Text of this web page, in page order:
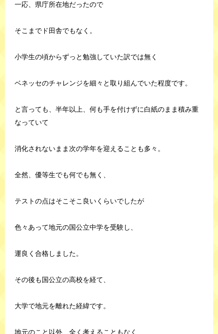
一応、県庁所在地だったので
そこまでド田舎でもなく。
小学生の頃からずっと勉強していた訳では無く
ベネッセのチャレンジを細々と取り組んでいた程度です。
と言っても、半年以上、何も手を付けずに白紙のまま積み重
なっていて
消化されないまま次の学年を迎えることも多々。
全然、優等生でも何でも無く、
テストの点はそこそこ良いくらいでしたが
色々あって地元の国公立中学を受験し、
運良く合格しました。
その後も国公立の高校を経て、
大学で地元を離れた経緯です。
地元のこと以外、全く考えることもなく